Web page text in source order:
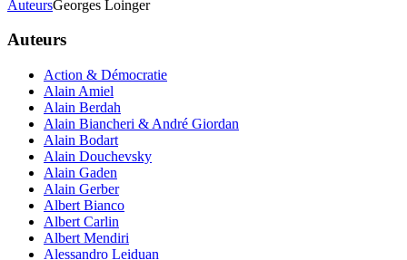
AuteursGeorges Loinger
Auteurs
Action & Démocratie
Alain Amiel
Alain Berdah
Alain Biancheri & André Giordan
Alain Bodart
Alain Douchevsky
Alain Gaden
Alain Gerber
Albert Bianco
Albert Carlin
Albert Mendiri
Alessandro Leiduan